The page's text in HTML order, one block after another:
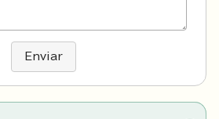
Enviar